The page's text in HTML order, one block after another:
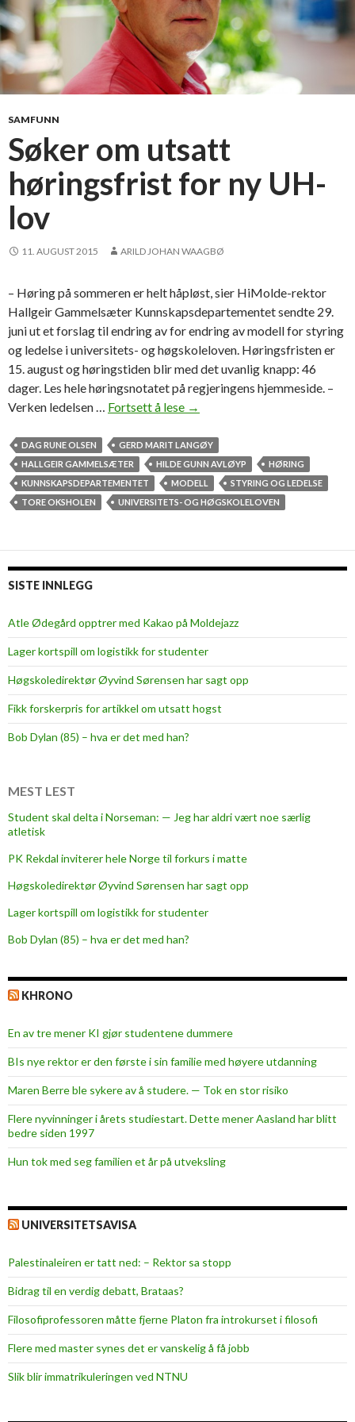
SAMFUNN
Søker om utsatt
høringsfrist for ny UH-
lov
11. AUGUST 2015 ARILD JOHAN WAAGBØ
– Høring på sommeren er helt håpløst, sier HiMolde-rektor
Hallgeir Gammelsæter Kunnskapsdepartementet sendte 29.
juni ut et forslag til endring av for endring av modell for styring
og ledelse i universitets- og høgskoleloven. Høringsfristen er
15. august og høringstiden blir med det uvanlig knapp: 46
dager. Les hele høringsnotatet på regjeringens hjemmeside. –
Verken ledelsen … Fortsett å lese S
k
e
r
o
t
t
h
ø
r
i
n
i
t
f
r
n
U
l
o
v
→
DAG RUNE OLSEN
GERD MARIT LANGØY
HALLGEIR GAMMELSÆTER
HILDE GUNN AVLØYP
HØRING
KUNNSKAPSDEPARTEMENTET
MODELL
STYRING OG LEDELSE
TORE OKSHOLEN
UNIVERSITETS- OG HØGSKOLELOVEN
SISTE INNLEGG
Atle Ødegård opptrer med Kakao på Moldejazz
Lager kortspill om logistikk for studenter
Høgskoledirektør Øyvind Sørensen har sagt opp
Fikk forskerpris for artikkel om utsatt hogst
Bob Dylan (85) – hva er det med han?
MEST LEST
Student skal delta i Norseman: — Jeg har aldri vært noe særlig
atletisk
PK Rekdal inviterer hele Norge til forkurs i matte
Høgskoledirektør Øyvind Sørensen har sagt opp
Lager kortspill om logistikk for studenter
Bob Dylan (85) – hva er det med han?
KHRONO
En av tre mener KI gjør studentene dummere
BIs nye rektor er den første i sin familie med høyere utdanning
Maren Berre ble sykere av å studere. — Tok en stor risiko
Flere nyvinninger i årets studiestart. Dette mener Aasland har blitt
bedre siden 1997
Hun tok med seg familien et år på utveksling
UNIVERSITETSAVISA
Palestinaleiren er tatt ned: – Rektor sa stopp
Bidrag til en verdig debatt, Brataas?
Filosofiprofessoren måtte fjerne Platon fra introkurset i filosofi
Flere med master synes det er vanskelig å få jobb
Slik blir immatrikuleringen ved NTNU